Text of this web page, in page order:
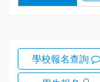
學校報名查詢